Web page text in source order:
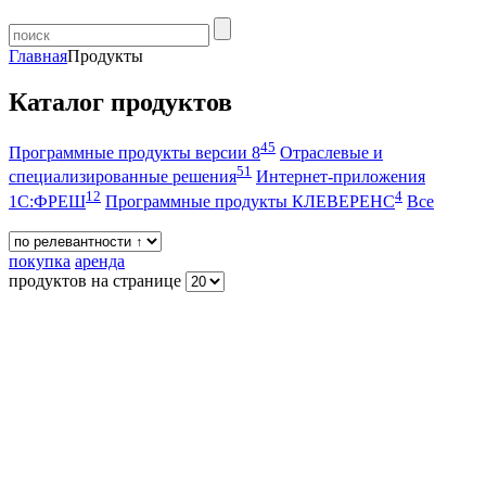
ГлавнаяПродукты
Каталог продуктов
Программные продукты версии 845 Отраслевые и
специализированные решения51 Интернет-приложения
1С:ФРЕШ12 Программные продукты КЛЕВЕРЕНС4 Все
покупка аренда
продуктов на странице